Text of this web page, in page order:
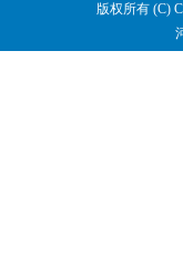
版权所有 (C)